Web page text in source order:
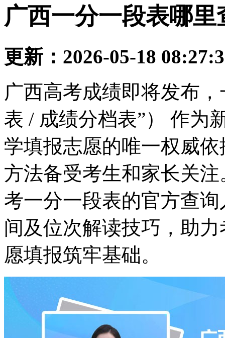
广西一分一段表哪
更新：2026-05-18
广西高考成绩即将发布
表 / 成绩分档表”） 作为
学填报志愿的唯一权威
方法备受考生和家长关
考一分一段表的官方查
间及位次解读技巧，助
愿填报筑牢基础。